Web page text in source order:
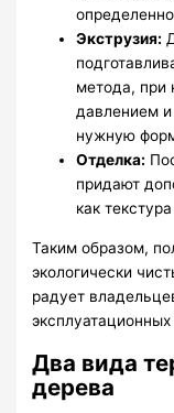
Экструзия:
метода, при
давлением
нужную
Отделка:
придают
как
Таким образом,
экологически
радует
эксплуатационных
Два вида
дерева